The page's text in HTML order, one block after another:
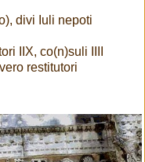
divi Iuli nepoti
IIX, co(n)suli IIII
restitutori